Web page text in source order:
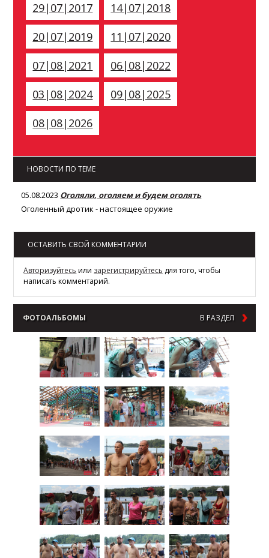
29|07|2017
14|07|2018
20|07|2019
11|07|2020
07|08|2021
06|08|2022
03|08|2024
09|08|2025
08|08|2026
НОВОСТИ ПО ТЕМЕ
05.08.2023 Оголяли, оголяем и будем оголять
Оголенный дротик - настоящее оружие
ОСТАВИТЬ СВОЙ КОММЕНТАРИИ
Авторизуйтесь или зарегистрируйтесь для того, чтобы
написать комментарий.
ФОТОАЛЬБОМЫ В РАЗДЕЛ